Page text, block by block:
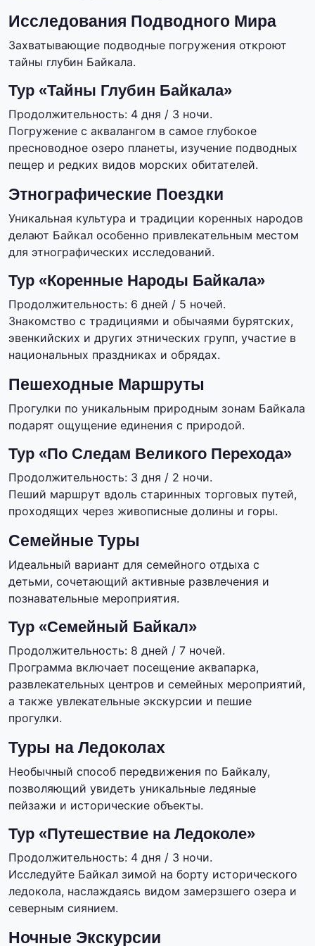
Исследования Подводного Мира
Захватывающие подводные погружения откроют
тайны глубин Байкала.
Тур «Тайны Глубин Байкала»
Продолжительность: 4 дня / 3 ночи.
Погружение с аквалангом в самое глубокое
пресноводное озеро планеты, изучение подводных
пещер и редких видов морских обитателей.
Этнографические Поездки
Уникальная культура и традиции коренных народов
делают Байкал особенно привлекательным местом
для этнографических исследований.
Тур «Коренные Народы Байкала»
Продолжительность: 6 дней / 5 ночей.
Знакомство с традициями и обычаями бурятских,
эвенкийских и других этнических групп, участие в
национальных праздниках и обрядах.
Пешеходные Маршруты
Прогулки по уникальным природным зонам Байкала
подарят ощущение единения с природой.
Тур «По Следам Великого Перехода»
Продолжительность: 3 дня / 2 ночи.
Пеший маршрут вдоль старинных торговых путей,
проходящих через живописные долины и горы.
Семейные Туры
Идеальный вариант для семейного отдыха с
детьми, сочетающий активные развлечения и
познавательные мероприятия.
Тур «Семейный Байкал»
Продолжительность: 8 дней / 7 ночей.
Программа включает посещение аквапарка,
развлекательных центров и семейных мероприятий,
а также увлекательные экскурсии и пешие
прогулки.
Туры на Ледоколах
Необычный способ передвижения по Байкалу,
позволяющий увидеть уникальные ледяные
пейзажи и исторические объекты.
Тур «Путешествие на Ледоколе»
Продолжительность: 4 дня / 3 ночи.
Исследуйте Байкал зимой на борту исторического
ледокола, наслаждаясь видом замерзшего озера и
северным сиянием.
Ночные Экскурсии